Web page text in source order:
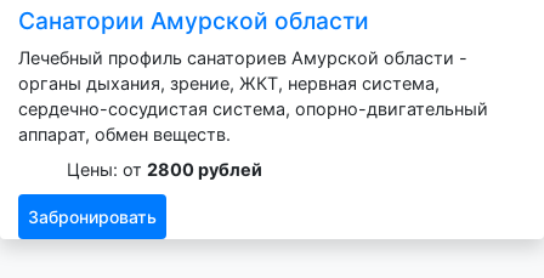
Санатории Амурской области
Лечебный профиль санаториев Амурской области -
органы дыхания, зрение, ЖКТ, нервная система,
сердечно-сосудистая система, опорно-двигательный
аппарат, обмен веществ.
Цены: от 2800 рублей
Забронировать